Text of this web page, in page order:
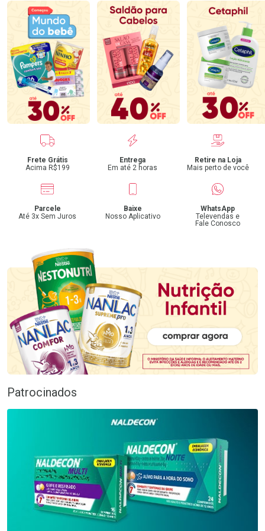
Benefícios
Frete Grátis
Acima R$199
Entrega
Em até 2 horas
Retire na Loja
Mais perto de você
Parcele
Até 3x Sem Juros
Baixe
Nosso Aplicativo
WhatsApp
Televendas e
Fale Conosco
Patrocinados